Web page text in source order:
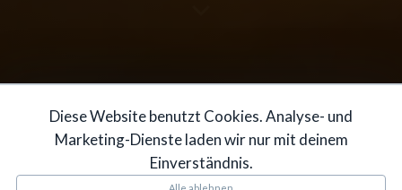
Diese Website benutzt Cookies. Analyse- und
Marketing-Dienste laden wir nur mit deinem
Einverständnis.
Alle ablehnen